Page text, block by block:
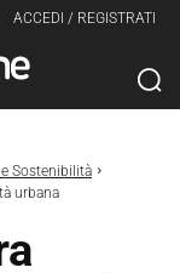
ACCEDI / REGISTRATI
Sostenibilità
urbana